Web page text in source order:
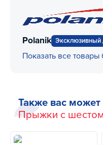
Polanik Эксклюзивный
Показать все товары
Также вас может
Прыжки с